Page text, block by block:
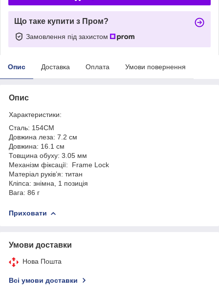
Що таке купити з Пром?
Замовлення під захистом
Опис Доставка Оплата Умови повернення
Опис
Характеристики:
Сталь: 154CM
Довжина леза: 7.2 см
Довжина: 16.1 см
Товщина обуху: 3.05 мм
Механізм фіксації: Frame Lock
Матеріал руків’я: титан
Кліпса: знімна, 1 позиція
Вага: 86 г
Приховати
Умови доставки
Нова Пошта
Всі умови доставки